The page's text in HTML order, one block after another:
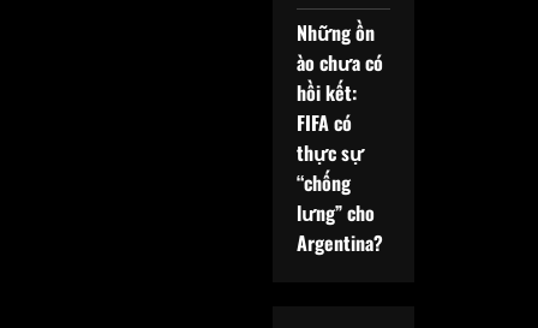
Những ồn
ào chưa có
hồi kết:
FIFA có
thực sự
“chống
lưng” cho
Argentina?